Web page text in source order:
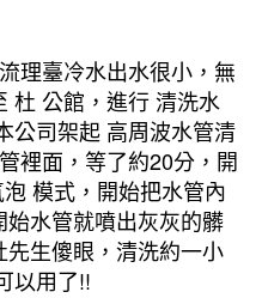
理臺冷水出水很小，無
杜 公館，進行 清洗水
公司架起 高周波水管清
裡面，等了約20分，開
模式，開始把水管內
水管就噴出灰灰的髒
生傻眼，清洗約一小
以用了!!